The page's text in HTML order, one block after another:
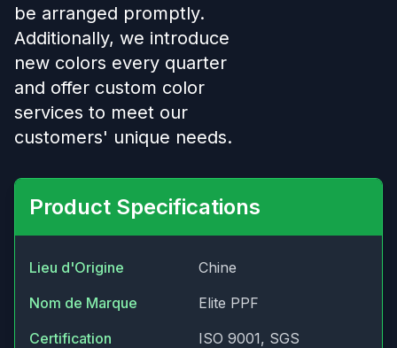
be arranged promptly.
Additionally, we introduce
new colors every quarter
and offer custom color
services to meet our
customers' unique needs.
Product Specifications
Lieu d'Origine
Chine
Nom de Marque
Elite PPF
Certification
ISO 9001, SGS